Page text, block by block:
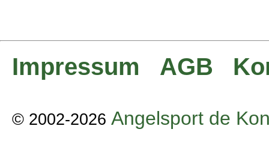
Impressum AGB
© 2002-2026 Angelsport de